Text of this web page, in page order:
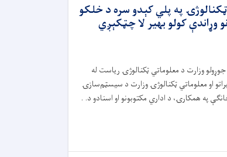
په پلي کېدو سره د خلکو
وړاندې کولو بهیر لا چټکېږي
وزارت د معلوماتي ټکنالوژۍ ریاست له
او معلوماتي ټکنالوژۍ وزارت د سیسټم‌سازۍ
په همکارۍ، د اداري مکتوبونو او اسنادو د. .